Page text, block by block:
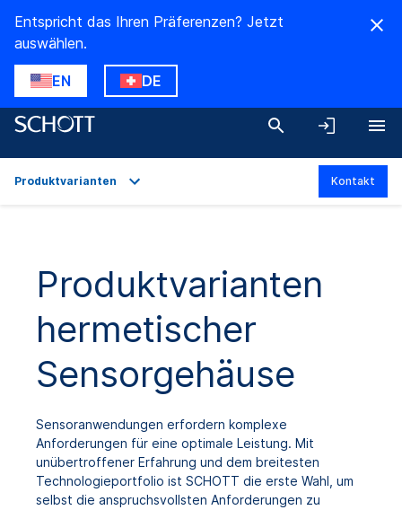
Entspricht das Ihren Präferenzen? Jetzt
auswählen.
EN DE
Technische Daten
Downloads
Produktvarianten Kontakt
Produktvarianten
hermetischer
Sensorgehäuse
Sensoranwendungen erfordern komplexe
Anforderungen für eine optimale Leistung. Mit
unübertroffener Erfahrung und dem breitesten
Technologieportfolio ist SCHOTT die erste Wahl, um
selbst die anspruchsvollsten Anforderungen zu